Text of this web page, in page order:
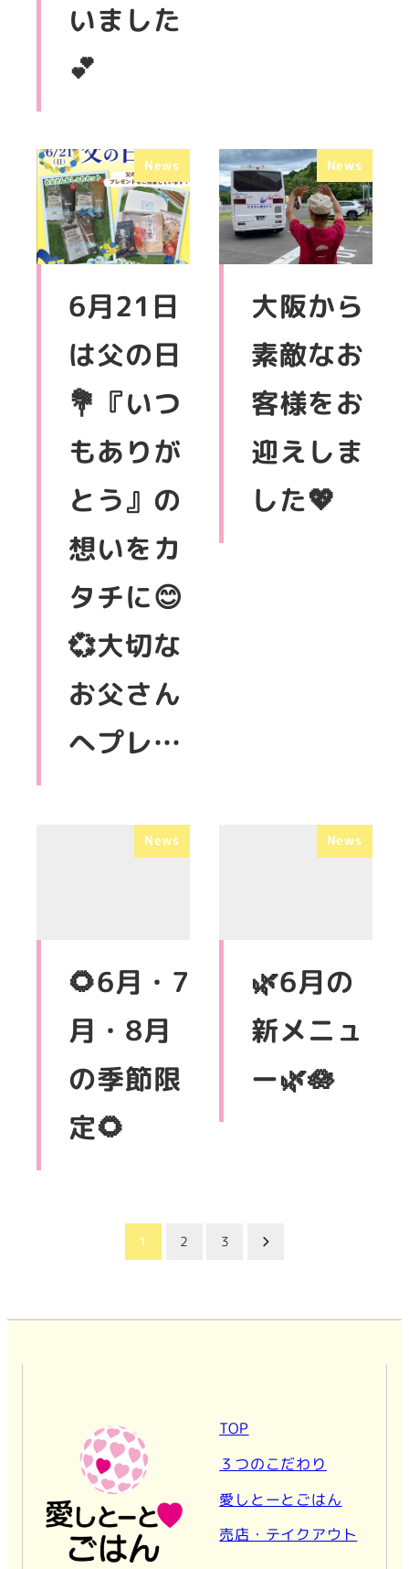
いました
💕
News
6月21日
は父の日
💐『いつ
もありが
とう』の
想いをカ
タチに😊
💞大切な
お父さん
へプレ…
News
大阪から
素敵なお
客様をお
迎えしま
した💖
News
🌻6月・7
月・8月
の季節限
定🌻
News
🌿6月の
新メニュ
ー🌿🪷
送
1 2 3
TOP
３つのこだわり
愛しとーとごはん
売店・テイクアウト